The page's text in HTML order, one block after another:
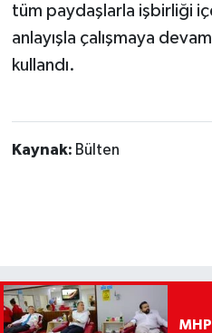
tüm paydaşlarla işbirliği
anlayışla çalışmaya
kullandı.
Kaynak: Bülten